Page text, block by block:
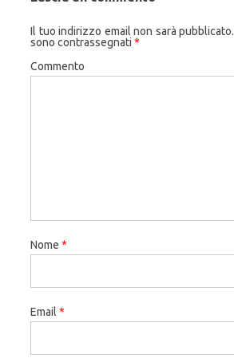
Il tuo indirizzo email non sarà pubblicato.
sono contrassegnati *
Commento
Nome *
Email *